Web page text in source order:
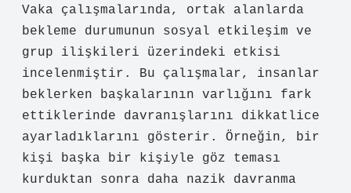
Vaka çalışmalarında, ortak alanlarda
bekleme durumunun sosyal etkileşim ve
grup ilişkileri üzerindeki etkisi
incelenmiştir. Bu çalışmalar, insanlar
beklerken başkalarının varlığını fark
ettiklerinde davranışlarını dikkatlice
ayarladıklarını gösterir. Örneğin, bir
kişi başka bir kişiyle göz teması
kurduktan sonra daha nazik davranma